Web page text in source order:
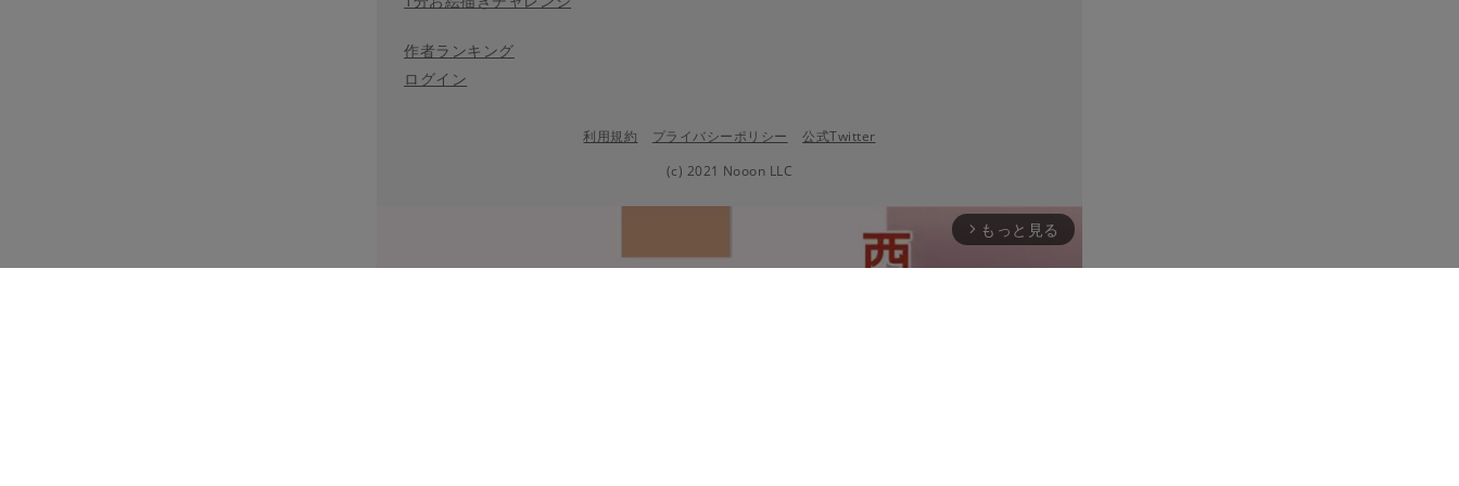
作者ランキング
ログイン
利用規約 プライバシーポリシー
公式Twitter
(c) 2021 Nooon LLC
arrow_forward_ios もっと見る